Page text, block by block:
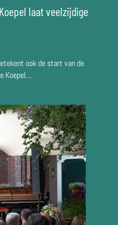
laat veelzijdige
ook de start van de
Koepel....